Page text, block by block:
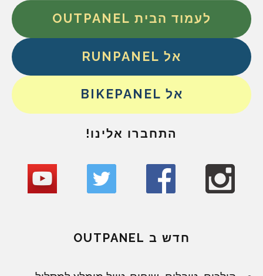
לעמוד הבית OUTPANEL
אל RUNPANEL
אל BIKEPANEL
התחברו אלינו!
חדש ב OUTPANEL